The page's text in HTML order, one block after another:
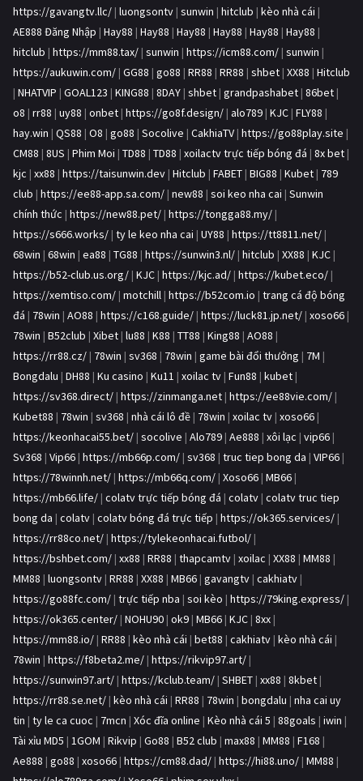
https://gavangtv.llc/ | luongsontv | sunwin | hitclub | kèo nhà cái |
AE888 Đăng Nhập | Hay88 | Hay88 | Hay88 | Hay88 | Hay88 | Hay88 |
hitclub | https://mm88.tax/ | sunwin | https://icm88.com/ | sunwin |
https://aukuwin.com/ | GG88 | go88 | RR88 | RR88 | shbet | XX88 | Hitclub
| NHATVIP | GOAL123 | KING88 | 8DAY | shbet | grandpashabet | 86bet |
o8 | rr88 | uy88 | onbet | https://go8f.design/ | alo789 | KJC | FLY88 |
hay.win | QS88 | O8 | go88 | Socolive | CakhiaTV | https://go88play.site |
CM88 | 8US | Phim Moi | TD88 | TD88 | xoilactv trực tiếp bóng đá | 8x bet |
kjc | xx88 | https://taisunwin.dev | Hitclub | FABET | BIG88 | Kubet | 789
club | https://ee88-app.sa.com/ | new88 | soi keo nha cai | Sunwin
chính thức | https://new88.pet/ | https://tongga88.my/ |
https://s666.works/ | ty le keo nha cai | UY88 | https://tt8811.net/ |
68win | 68win | ea88 | TG88 | https://sunwin3.nl/ | hitclub | XX88 | KJC |
https://b52-club.us.org/ | KJC | https://kjc.ad/ | https://kubet.eco/ |
https://xemtiso.com/ | motchill | https://b52com.io | trang cá độ bóng
đá | 78win | AO88 | https://c168.guide/ | https://luck81.jp.net/ | xoso66 |
78win | B52club | Xibet | lu88 | K88 | TT88 | King88 | AO88 |
https://rr88.cz/ | 78win | sv368 | 78win | game bài đổi thưởng | 7M |
Bongdalu | DH88 | Ku casino | Ku11 | xoilac tv | Fun88 | kubet |
https://sv368.direct/ | https://zinmanga.net | https://ee88vie.com/ |
Kubet88 | 78win | sv368 | nhà cái lô đề | 78win | xoilac tv | xoso66 |
https://keonhacai55.bet/ | socolive | Alo789 | Ae888 | xôi lạc | vip66 |
Sv368 | Vip66 | https://mb66p.com/ | sv368 | truc tiep bong da | VIP66 |
https://78winnh.net/ | https://mb66q.com/ | Xoso66 | MB66 |
https://mb66.life/ | colatv trực tiếp bóng đá | colatv | colatv truc tiep
bong da | colatv | colatv bóng đá trực tiếp | https://ok365.services/ |
https://rr88co.net/ | https://tylekeonhacai.futbol/ |
https://bshbet.com/ | xx88 | RR88 | thapcamtv | xoilac | XX88 | MM88 |
MM88 | luongsontv | RR88 | XX88 | MB66 | gavangtv | cakhiatv |
https://go88fc.com/ | trực tiếp nba | soi kèo | https://79king.express/ |
https://ok365.center/ | NOHU90 | ok9 | MB66 | KJC | 8xx |
https://mm88.io/ | RR88 | kèo nhà cái | bet88 | cakhiatv | kèo nhà cái |
78win | https://f8beta2.me/ | https://rikvip97.art/ |
https://sunwin97.art/ | https://kclub.team/ | SHBET | xx88 | 8kbet |
https://rr88.se.net/ | kèo nhà cái | RR88 | 78win | bongdalu | nha cai uy
tin | ty le ca cuoc | 7mcn | Xóc đĩa online | Kèo nhà cái 5 | 88goals | iwin |
Tài xỉu MD5 | 1GOM | Rikvip | Go88 | B52 club | max88 | MM88 | F168 |
Ae888 | go88 | xoso66 | https://cm88.dad/ | https://hi88.uno/ | MM88 |